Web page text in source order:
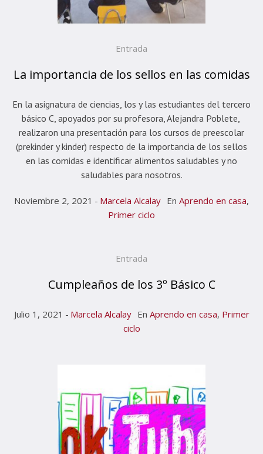
Entrada
La importancia de los sellos en las comidas
En la asignatura de ciencias, los y las estudiantes del tercero
básico C, apoyados por su profesora, Alejandra Poblete,
realizaron una presentación para los cursos de preescolar
(prekinder y kinder) respecto de la importancia de los sellos
en las comidas e identificar alimentos saludables y no
saludables para nosotros.
Noviembre 2, 2021 Marcela Alcalay En Aprendo en casa,
Primer ciclo
Entrada
Cumpleaños de los 3º Básico C
Julio 1, 2021 Marcela Alcalay En Aprendo en casa, Primer
ciclo